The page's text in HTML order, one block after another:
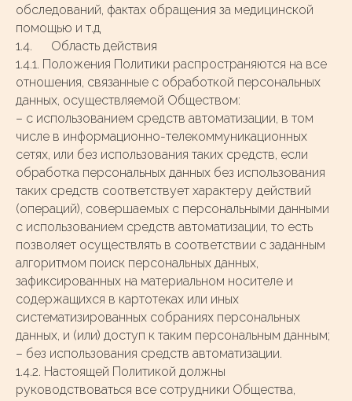
обследований, фактах обращения за медицинской
помощью и т.д
1.4. Область действия
1.4.1. Положения Политики распространяются на все
отношения, связанные с обработкой персональных
данных, осуществляемой Обществом:
– с использованием средств автоматизации, в том
числе в информационно-телекоммуникационных
сетях, или без использования таких средств, если
обработка персональных данных без использования
таких средств соответствует характеру действий
(операций), совершаемых с персональными данными
с использованием средств автоматизации, то есть
позволяет осуществлять в соответствии с заданным
алгоритмом поиск персональных данных,
зафиксированных на материальном носителе и
содержащихся в картотеках или иных
систематизированных собраниях персональных
данных, и (или) доступ к таким персональным данным;
– без использования средств автоматизации.
1.4.2. Настоящей Политикой должны
руководствоваться все сотрудники Общества,